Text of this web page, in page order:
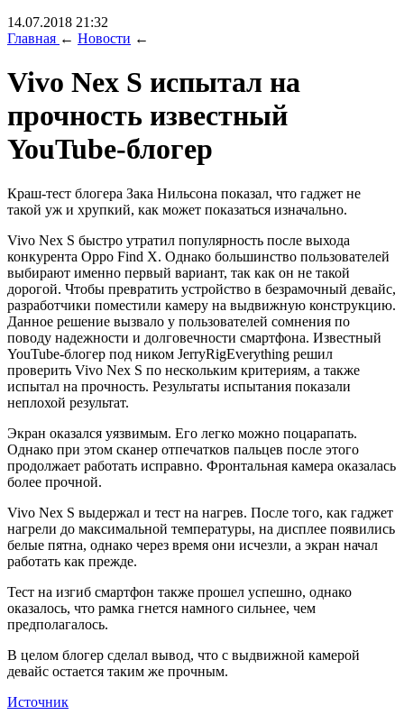
14.07.2018 21:32
Главная ← Новости ←
Vivo Nex S испытал на
прочность известный
YouTube-блогер
Краш-тест блогера Зака Нильсона показал, что гаджет не
такой уж и хрупкий, как может показаться изначально.
Vivo Nex S быстро утратил популярность после выхода
конкурента Oppo Find X. Однако большинство пользователей
выбирают именно первый вариант, так как он не такой
дорогой. Чтобы превратить устройство в безрамочный девайс,
разработчики поместили камеру на выдвижную конструкцию.
Данное решение вызвало у пользователей сомнения по
поводу надежности и долговечности смартфона. Известный
YouTube-блогер под ником JerryRigEverything решил
проверить Vivo Nex S по нескольким критериям, а также
испытал на прочность. Результаты испытания показали
неплохой результат.
Экран оказался уязвимым. Его легко можно поцарапать.
Однако при этом сканер отпечатков пальцев после этого
продолжает работать исправно. Фронтальная камера оказалась
более прочной.
Vivo Nex S выдержал и тест на нагрев. После того, как гаджет
нагрели до максимальной температуры, на дисплее появились
белые пятна, однако через время они исчезли, а экран начал
работать как прежде.
Тест на изгиб смартфон также прошел успешно, однако
оказалось, что рамка гнется намного сильнее, чем
предполагалось.
В целом блогер сделал вывод, что с выдвижной камерой
девайс остается таким же прочным.
Источник